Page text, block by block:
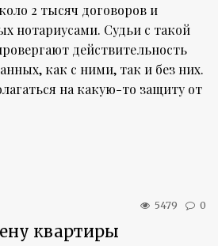
2 тысяч договоров и
нотариусами. Судьи с такой
действительность
как с ними, так и без них.
на какую-то защиту от
5479 0
квартиры